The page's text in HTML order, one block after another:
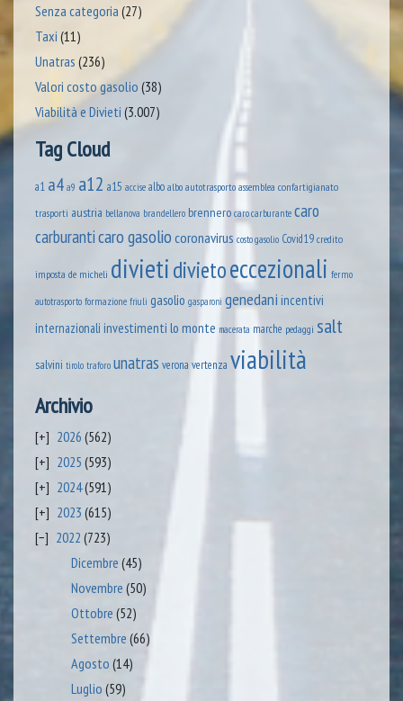
Senza categoria (27)
Taxi (11)
Unatras (236)
Valori costo gasolio (38)
Viabilità e Divieti (3.007)
Tag Cloud
a1 a4 a9 a12 a15 accise albo albo autotrasporto assemblea confartigianato
trasporti austria bellanova brandellero brennero caro carburante caro
carburanticaro gasoliocoronavirus costo gasolio Covid19credito
imposta de micheli divietidivietoeccezionali fermo
autotrasporto formazione friuli gasolio gasparoni genedani incentivi
internazionali investimenti lo monte macerata marche pedaggi salt
salvini tirolo traforo unatras verona vertenza viabilità
Archivio
2026 (562)
2025 (593)
2024(591)
2023 (615)
2022 (723)
Dicembre (45)
Novembre (50)
Ottobre (52)
Settembre (66)
Agosto (14)
Luglio (59)